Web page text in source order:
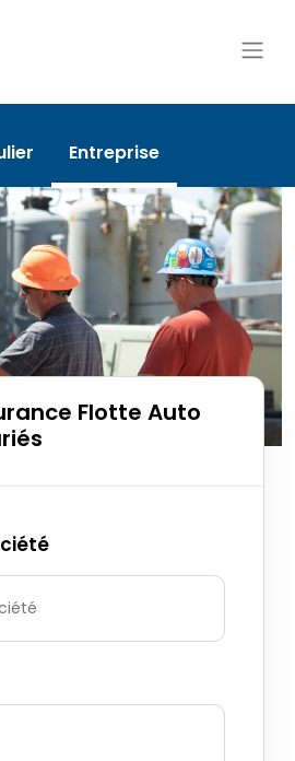
Entreprise
Flotte Auto